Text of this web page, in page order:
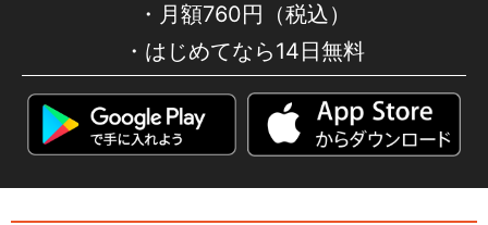
月額760円（税込）
はじめてなら14日無料